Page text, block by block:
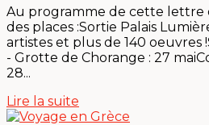
Au programme de cette lettre
des places :Sortie Palais
artistes et plus de 140 oeuvres
- Grotte de Chorange : 27
28...
Lire la suite